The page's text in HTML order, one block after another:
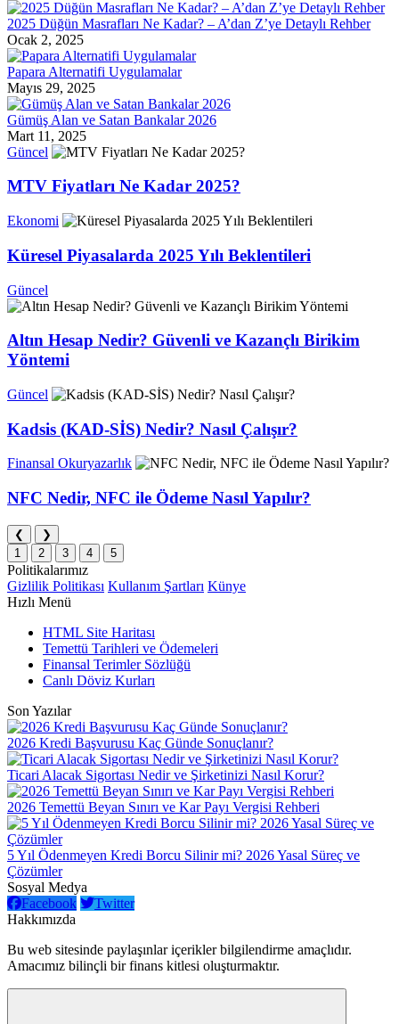
2025 Düğün Masrafları Ne Kadar? – A’dan Z’ye Detaylı Rehber
Ocak 2, 2025
Papara Alternatifi Uygulamalar
Mayıs 29, 2025
Gümüş Alan ve Satan Bankalar 2026
Mart 11, 2025
Güncel
MTV Fiyatları Ne Kadar 2025?
Ekonomi
Küresel Piyasalarda 2025 Yılı Beklentileri
Güncel
Altın Hesap Nedir? Güvenli ve Kazançlı Birikim
Yöntemi
Güncel
Kadsis (KAD-SİS) Nedir? Nasıl Çalışır?
Finansal Okuryazarlık
NFC Nedir, NFC ile Ödeme Nasıl Yapılır?
❮
❯
1
2 3 4 5
Politikalarımız
Gizlilik Politikası Kullanım Şartları Künye
Hızlı Menü
HTML Site Haritası
Temettü Tarihleri ve Ödemeleri
Finansal Terimler Sözlüğü
Canlı Döviz Kurları
Son Yazılar
2026 Kredi Başvurusu Kaç Günde Sonuçlanır?
Ticari Alacak Sigortası Nedir ve Şirketinizi Nasıl Korur?
2026 Temettü Beyan Sınırı ve Kar Payı Vergisi Rehberi
5 Yıl Ödenmeyen Kredi Borcu Silinir mi? 2026 Yasal Süreç ve
Çözümler
Sosyal Medya
Facebook
Twitter
Hakkımızda
Bu web sitesinde paylaşınlar içerikler bilgilendirme amaçlıdır.
Amacımız bilinçli bir finans kitlesi oluşturmaktır.